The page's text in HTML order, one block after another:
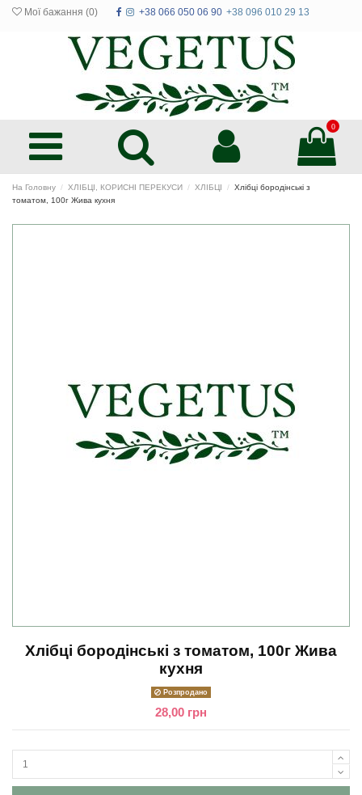
Мої бажання (0) +38 066 050 06 90 +38 096 010 29 13
0
На Головну ХЛІБЦІ, КОРИСНІ ПЕРЕКУСИ ХЛІБЦІ
Хлібці бородінські з
томатом, 100г Жива кухня
Хлібці бородінські з томатом, 100г Жива
кухня
Розпродано
28,00 грн